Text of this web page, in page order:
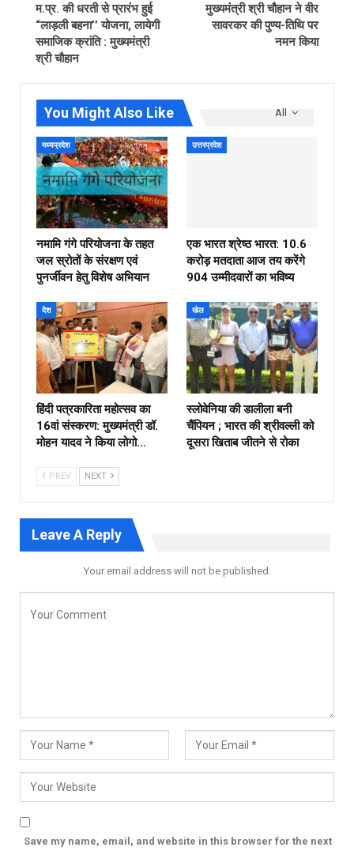
म.प्र. की धरती से प्रारंभ हुई
“लाड़ली बहना’’ योजना, लायेगी
समाजिक क्रांति : मुख्यमंत्री
श्री चौहान
मुख्यमंत्री श्री चौहान ने वीर
सावरकर की पुण्य-तिथि पर
नमन किया
All
You Might Also Like
मध्यप्रदेश
नमामि गंगे परियोजना के तहत
जल स्रोतों के संरक्षण एवं
पुनर्जीवन हेतु विशेष अभियान
उत्तरप्रदेश
एक भारत श्रेष्ठ भारत: 10.6
करोड़ मतदाता आज तय करेंगे
904 उम्मीदवारों का भविष्य
देश
हिंदी पत्रकारिता महोत्सव का
16वां संस्करण: मुख्यमंत्री डॉ.
मोहन यादव ने किया लोगो…
खेल
स्लोवेनिया की डालीला बनी
चैंपियन ; भारत की श्रीवल्ली को
दूसरा खिताब जीतने से रोका
PREV NEXT
Leave A Reply
Your email address will not be published.
Save my name, email, and website in this browser for the next